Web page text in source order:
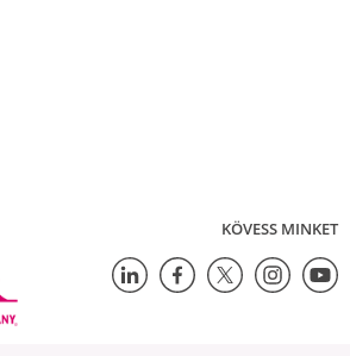
KÖVESS MINKET